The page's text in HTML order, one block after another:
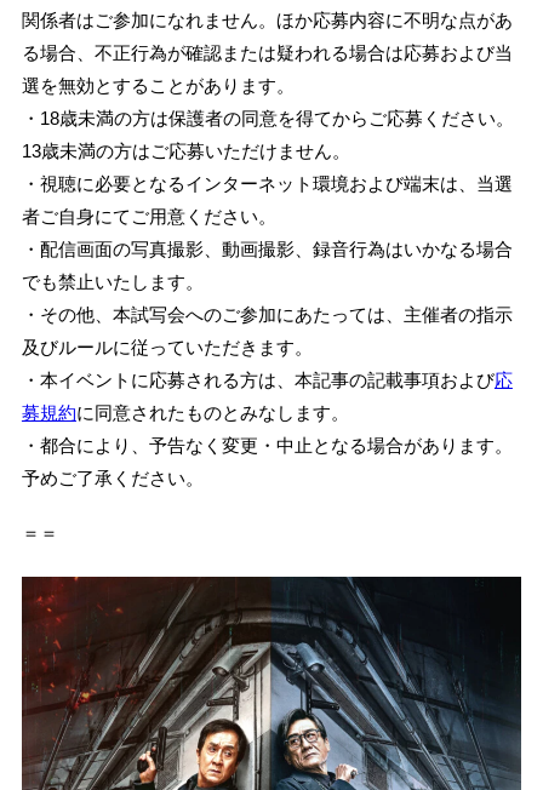
関係者はご参加になれません。ほか応募内容に不明な点があ
る場合、不正行為が確認または疑われる場合は応募および当
選を無効とすることがあります。
・18歳未満の方は保護者の同意を得てからご応募ください。
13歳未満の方はご応募いただけません。
・視聴に必要となるインターネット環境および端末は、当選
者ご自身にてご用意ください。
・配信画面の写真撮影、動画撮影、録音行為はいかなる場合
でも禁止いたします。
・その他、本試写会へのご参加にあたっては、主催者の指示
及びルールに従っていただきます。
・本イベントに応募される方は、本記事の記載事項および応
募規約に同意されたものとみなします。
・都合により、予告なく変更・中止となる場合があります。
予めご了承ください。
＝＝